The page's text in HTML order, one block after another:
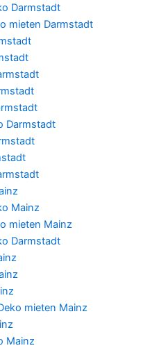
Darmstadt
mieten Darmstadt
Darmstadt
Mainz
mieten Mainz
Darmstadt
mieten Mainz
Mainz